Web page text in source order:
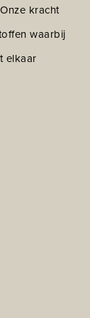
kracht
waarbij
elkaar